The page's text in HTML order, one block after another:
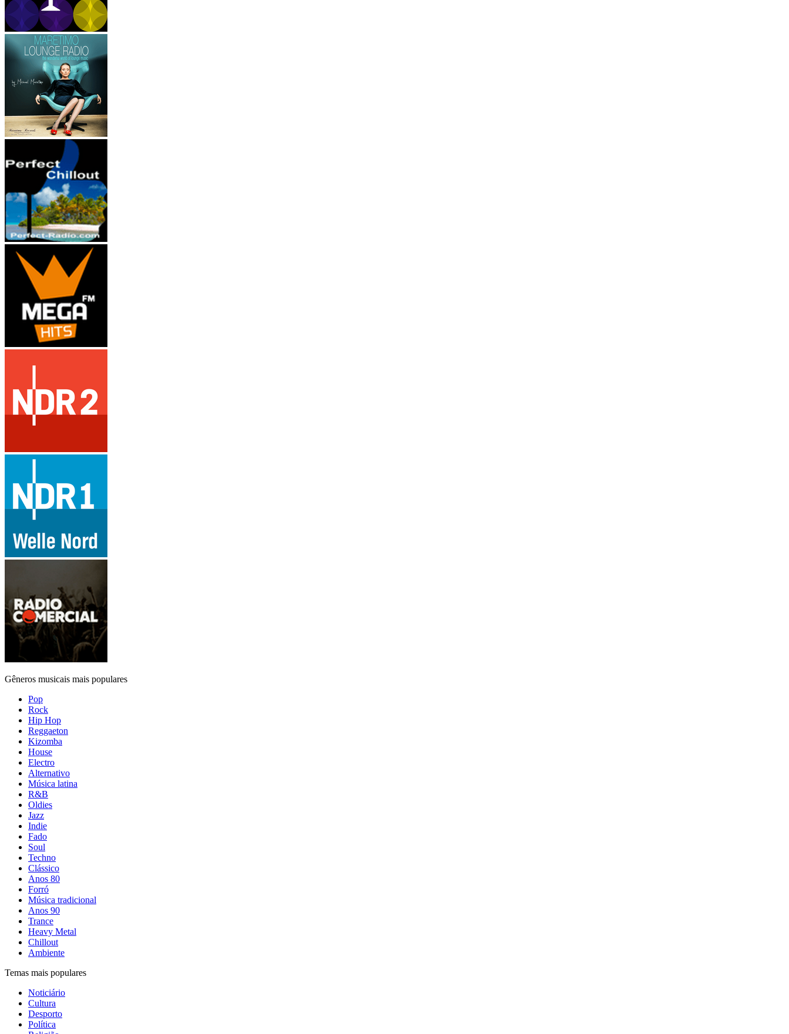
Gêneros musicais mais populares
Pop
Rock
Hip Hop
Reggaeton
Kizomba
House
Electro
Alternativo
Música latina
R&B
Oldies
Jazz
Indie
Fado
Soul
Techno
Clássico
Anos 80
Forró
Música tradicional
Anos 90
Trance
Heavy Metal
Chillout
Ambiente
Temas mais populares
Noticiário
Cultura
Desporto
Política